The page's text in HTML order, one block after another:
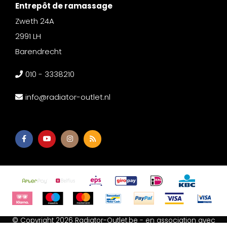
Entrepôt de ramassage
Zweth 24A
2991 LH
Barendrecht
010 - 3338210
info@radiator-outlet.nl
© Copyright 2026 Radiator-Outlet.be - en association avec